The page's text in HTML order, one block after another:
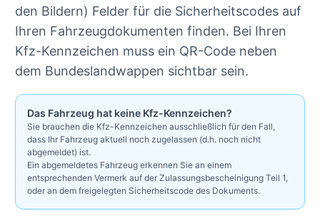
den Bildern) Felder für die Sicherheitscodes auf
Ihren Fahrzeugdokumenten finden. Bei Ihren
Kfz-Kennzeichen muss ein QR-Code neben
dem Bundeslandwappen sichtbar sein.
Das Fahrzeug hat keine Kfz-Kennzeichen?
Sie brauchen die Kfz-Kennzeichen ausschließlich für den Fall,
dass Ihr Fahrzeug aktuell noch zugelassen (d.h. noch nicht
abgemeldet) ist.
Ein abgemeldetes Fahrzeug erkennen Sie an einem
entsprechenden Vermerk auf der Zulassungsbescheinigung Teil 1,
oder an dem freigelegten Sicherheitscode des Dokuments.